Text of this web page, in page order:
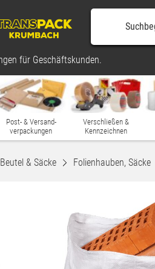
für Geschäftskunden.
Post- & Versand-
verpackungen
Verschließen &
Kennzeichnen
& Säcke Folienhauben, Säcke